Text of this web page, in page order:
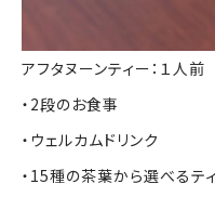
アフタヌーンティー：１人
・2段のお食事
・ウェルカムドリンク
・15種の茶葉から選べるテ